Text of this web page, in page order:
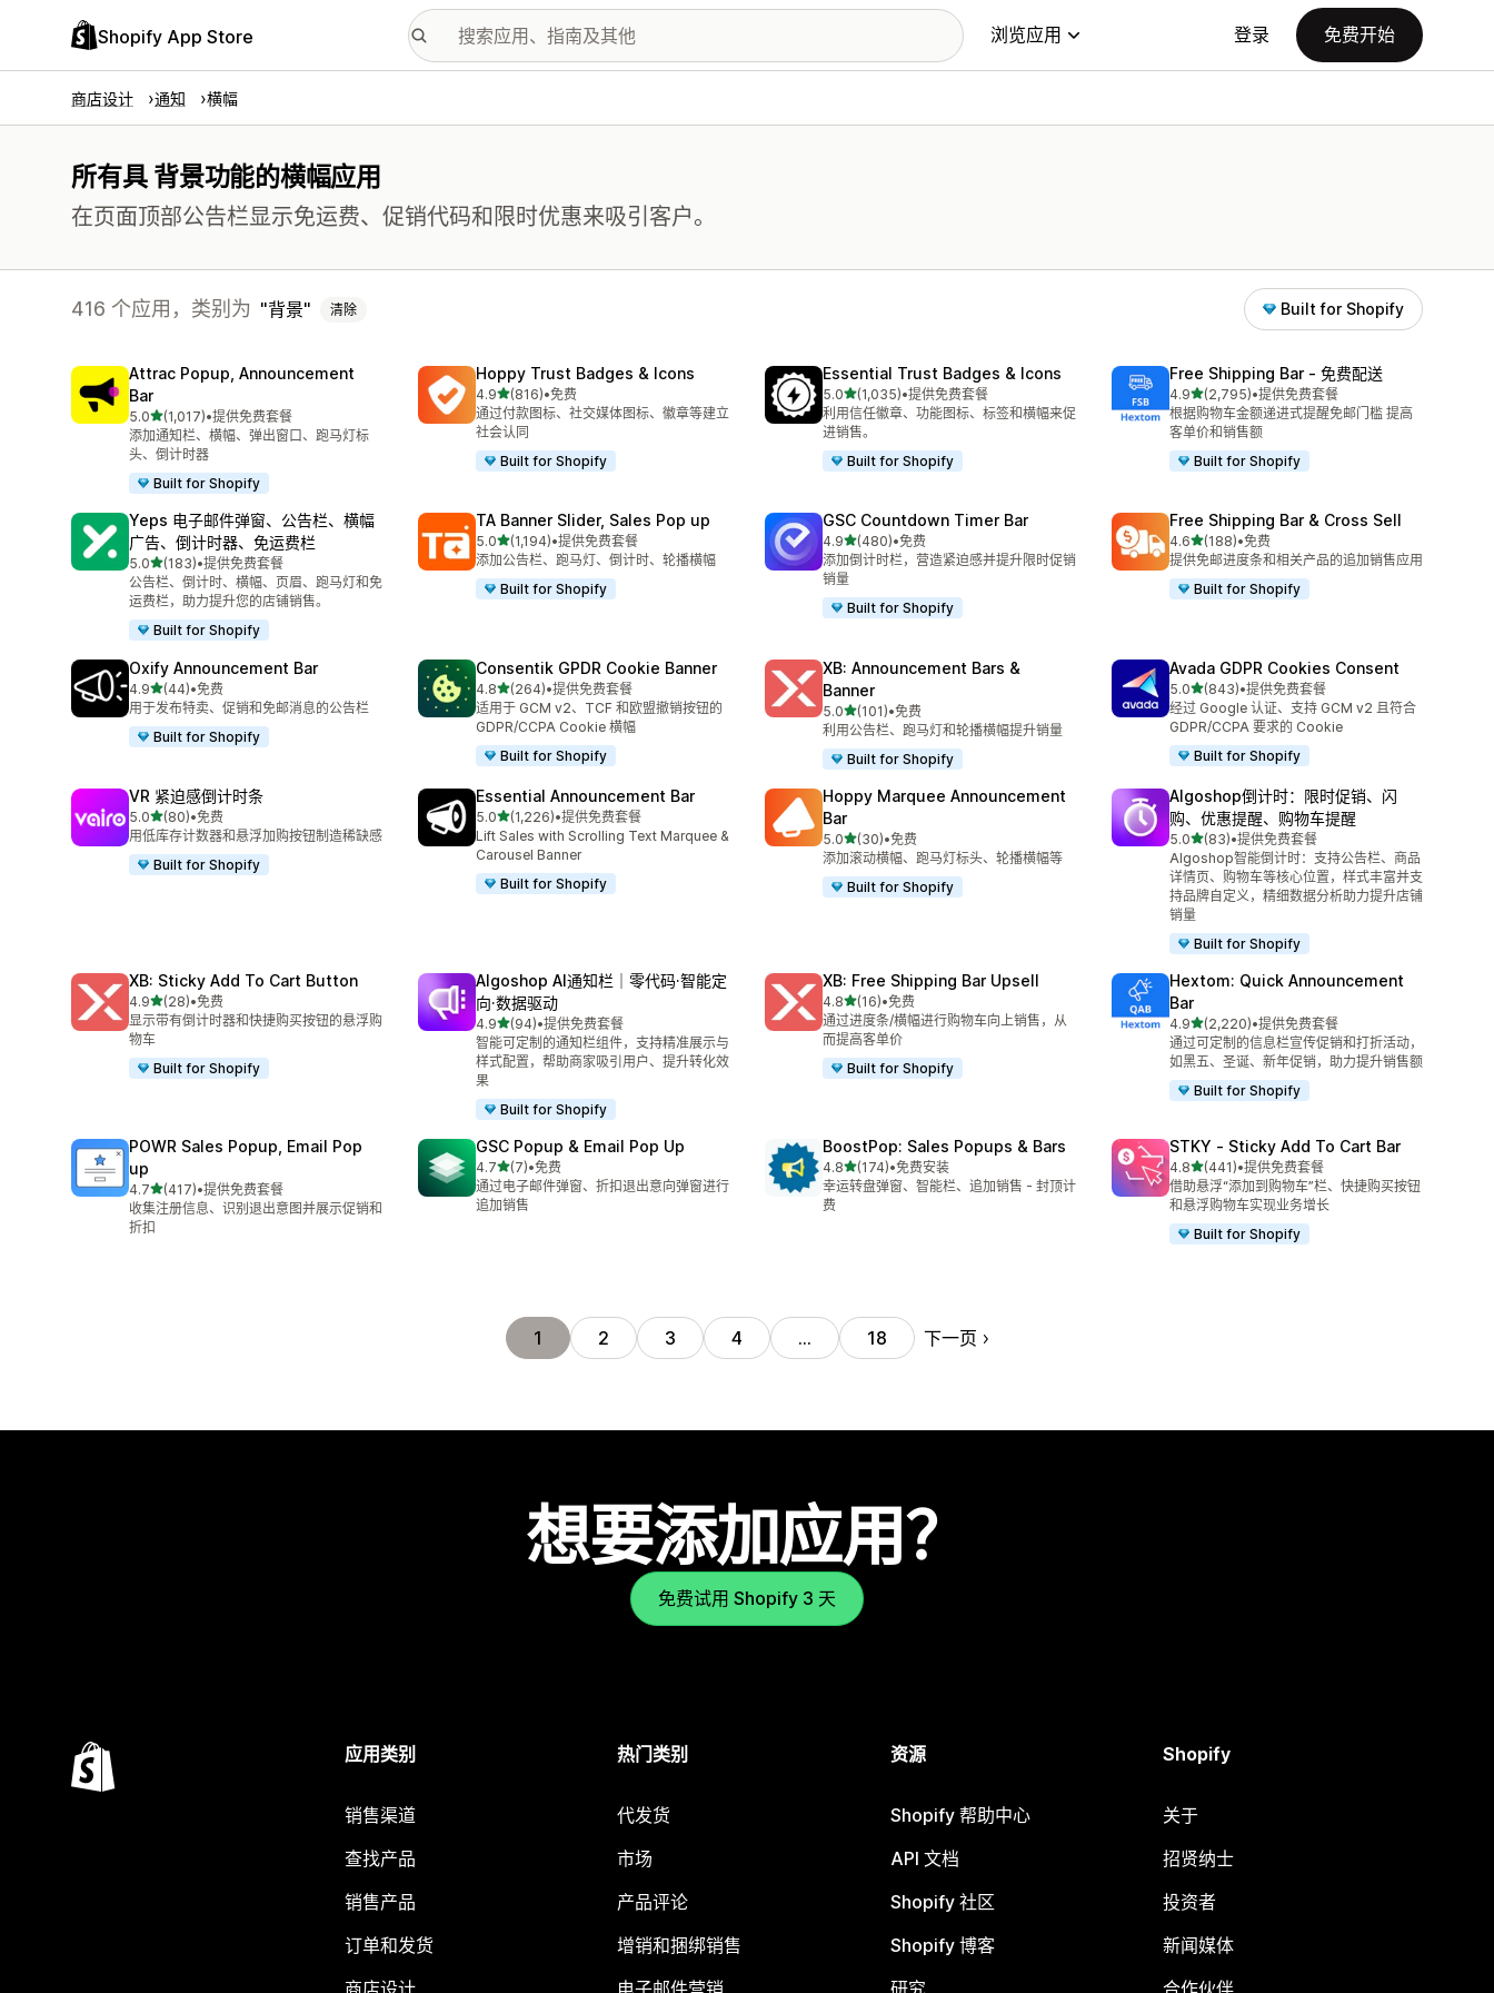
Shopify App Store 浏览应用 登录 免费开始
商店设计 通知 横幅
所有具 背景功能的横幅应用
在页面顶部公告栏显示免运费、促销代码和限时优惠来吸引客户。
416 个应用，类别为 背景 清除 Built for Shopify
Attrac Popup, Announcement
Bar
5.0星（满分 5 星）
(1,017)
总共 1017 条评论
•提供免费套餐
添加通知栏、横幅、弹出窗口、跑马灯标
头、倒计时器
Built for Shopify
Hoppy Trust Badges & Icons
4.9星（满分 5 星）
(816)
总共 816 条评论
•免费
通过付款图标、社交媒体图标、徽章等建立
社会认同
Built for Shopify
Essential Trust Badges & Icons
5.0星（满分 5 星）
(1,035)
总共 1035 条评论
•提供免费套餐
利用信任徽章、功能图标、标签和横幅来促
进销售。
Built for Shopify
Free Shipping Bar ‑ 免费配送
4.9星（满分 5 星）
(2,795)
总共 2795 条评论
•提供免费套餐
根据购物车金额递进式提醒免邮门槛 提高
客单价和销售额
Built for Shopify
Yeps 电子邮件弹窗、公告栏、横幅
广告、倒计时器、免运费栏
5.0星（满分 5 星）
(183)
总共 183 条评论
•提供免费套餐
公告栏、倒计时、横幅、页眉、跑马灯和免
运费栏，助力提升您的店铺销售。
Built for Shopify
TA Banner Slider, Sales Pop up
5.0星（满分 5 星）
(1,194)
总共 1194 条评论
•提供免费套餐
添加公告栏、跑马灯、倒计时、轮播横幅
Built for Shopify
GSC Countdown Timer Bar
4.9星（满分 5 星）
(480)
总共 480 条评论
•免费
添加倒计时栏，营造紧迫感并提升限时促销
销量
Built for Shopify
Free Shipping Bar & Cross Sell
4.6星（满分 5 星）
(188)
总共 188 条评论
•免费
提供免邮进度条和相关产品的追加销售应用
Built for Shopify
Oxify Announcement Bar
4.9星（满分 5 星）
(44)
总共 44 条评论
•免费
用于发布特卖、促销和免邮消息的公告栏
Built for Shopify
Consentik GPDR Cookie Banner
4.8星（满分 5 星）
(264)
总共 264 条评论
•提供免费套餐
适用于 GCM v2、TCF 和欧盟撤销按钮的
GDPR/CCPA Cookie 横幅
Built for Shopify
XB: Announcement Bars &
Banner
5.0星（满分 5 星）
(101)
总共 101 条评论
•免费
利用公告栏、跑马灯和轮播横幅提升销量
Built for Shopify
Avada GDPR Cookies Consent
5.0星（满分 5 星）
(843)
总共 843 条评论
•提供免费套餐
经过 Google 认证、支持 GCM v2 且符合
GDPR/CCPA 要求的 Cookie
Built for Shopify
VR 紧迫感倒计时条
5.0星（满分 5 星）
(80)
总共 80 条评论
•免费
用低库存计数器和悬浮加购按钮制造稀缺感
Built for Shopify
Essential Announcement Bar
5.0星（满分 5 星）
(1,226)
总共 1226 条评论
•提供免费套餐
Lift Sales with Scrolling Text Marquee &
Carousel Banner
Built for Shopify
Hoppy Marquee Announcement
Bar
5.0星（满分 5 星）
(30)
总共 30 条评论
•免费
添加滚动横幅、跑马灯标头、轮播横幅等
Built for Shopify
Algoshop倒计时：限时促销、闪
购、优惠提醒、购物车提醒
5.0星（满分 5 星）
(83)
总共 83 条评论
•提供免费套餐
Algoshop智能倒计时：支持公告栏、商品
详情页、购物车等核心位置，样式丰富并支
持品牌自定义，精细数据分析助力提升店铺
销量
Built for Shopify
XB: Sticky Add To Cart Button
4.9星（满分 5 星）
(28)
总共 28 条评论
•免费
显示带有倒计时器和快捷购买按钮的悬浮购
物车
Built for Shopify
Algoshop AI通知栏｜零代码·智能定
向·数据驱动
4.9星（满分 5 星）
(94)
总共 94 条评论
•提供免费套餐
智能可定制的通知栏组件，支持精准展示与
样式配置，帮助商家吸引用户、提升转化效
果
Built for Shopify
XB: Free Shipping Bar Upsell
4.8星（满分 5 星）
(16)
总共 16 条评论
•免费
通过进度条/横幅进行购物车向上销售，从
而提高客单价
Built for Shopify
Hextom: Quick Announcement
Bar
4.9星（满分 5 星）
(2,220)
总共 2220 条评论
•提供免费套餐
通过可定制的信息栏宣传促销和打折活动，
如黑五、圣诞、新年促销，助力提升销售额
Built for Shopify
POWR Sales Popup, Email Pop
up
4.7星（满分 5 星）
(417)
总共 417 条评论
•提供免费套餐
收集注册信息、识别退出意图并展示促销和
折扣
GSC Popup & Email Pop Up
4.7星（满分 5 星）
(7)
总共 7 条评论
•免费
通过电子邮件弹窗、折扣退出意向弹窗进行
追加销售
BoostPop: Sales Popups & Bars
4.8星（满分 5 星）
(174)
总共 174 条评论
•免费安装
幸运转盘弹窗、智能栏、追加销售 - 封顶计
费
STKY ‑ Sticky Add To Cart Bar
4.8星（满分 5 星）
(441)
总共 441 条评论
•提供免费套餐
借助悬浮“添加到购物车”栏、快捷购买按钮
和悬浮购物车实现业务增长
Built for Shopify
1 2 3 4 … 18 下一页
想要添加应用？
免费试用 Shopify 3 天
应用类别
销售渠道
查找产品
销售产品
订单和发货
热门类别
代发货
市场
产品评论
增销和捆绑销售
资源
Shopify 帮助中心
API 文档
Shopify 社区
Shopify 博客
Shopify
关于
招贤纳士
投资者
新闻媒体